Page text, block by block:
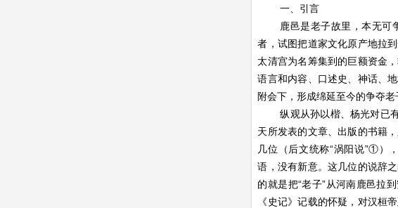
一、引言
鹿邑是老子故里，本无可
者，试图把道家文化原产地拉
太清宫为名筹集到的巨额资金
语言和内容、口述史、神话、
附会下，形成绵延至今的争夺老
纵观从孙以楷、杨光对已
天所发表的文章、出版的书籍
几位（后文统称“涡阳说”①）
语，没有新意。这几位的说辞
的就是把“老子”从河南鹿邑拉
《史记》记载的怀疑，对汉桓